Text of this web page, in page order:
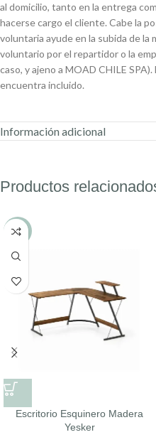
al domicilio, tanto en la entrega
hacerse cargo el cliente. Cabe la
voluntaria ayude en la subida de
voluntario por el repartidor o la
caso, y ajeno a MOAD CHILE
encuentra incluido.
Información adicional
Productos
-19%
Escritorio Esquinero Madera
Yesker